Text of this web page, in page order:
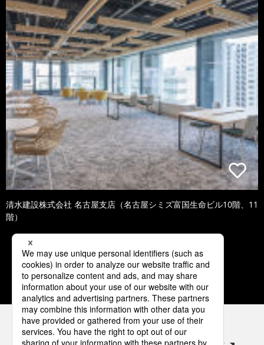
清水建設株式会社 名古屋支店（名古屋シミズ富国生命ビル10階、11
階）
2 3 4 5 6
パナソニックの電気設備 SNSアカウント